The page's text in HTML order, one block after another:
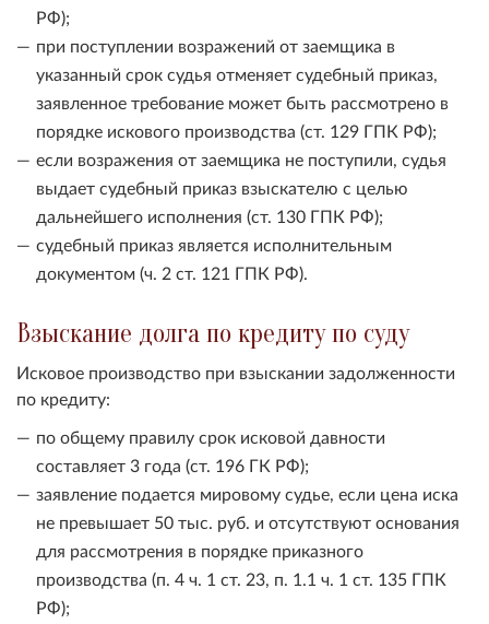
РФ);
при поступлении возражений от заемщика в
указанный срок судья отменяет судебный приказ,
заявленное требование может быть рассмотрено в
порядке искового производства (ст. 129 ГПК РФ);
если возражения от заемщика не поступили, судья
выдает судебный приказ взыскателю с целью
дальнейшего исполнения (ст. 130 ГПК РФ);
судебный приказ является исполнительным
документом (ч. 2 ст. 121 ГПК РФ).
Взыскание долга по кредиту по суду
Исковое производство при взыскании задолженности
по кредиту:
по общему правилу срок исковой давности
составляет 3 года (ст. 196 ГК РФ);
заявление подается мировому судье, если цена иска
не превышает 50 тыс. руб. и отсутствуют основания
для рассмотрения в порядке приказного
производства (п. 4 ч. 1 ст. 23, п. 1.1 ч. 1 ст. 135 ГПК
РФ);